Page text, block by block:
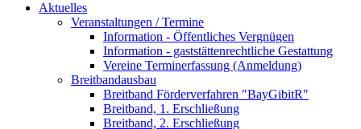
Aktuelles
Veranstaltungen / Termine
Information - Öffentliches Vergnügen
Information - gaststättenrechtliche Gestattung
Vereine Terminerfassung (Anmeldung)
Breitbandausbau
Breitband Förderverfahren "BayGibitR"
Breitband, 1. Erschließung
Breitband, 2. Erschließung